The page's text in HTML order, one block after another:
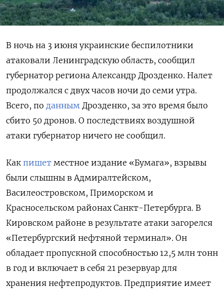
В ночь на 3 июня украинские беспилотники
атаковали Ленинградскую область, сообщил
губернатор региона Александр Дрозденко. Налет
продолжался с двух часов ночи до семи утра.
Всего, по данным Дрозденко, за это время было
сбито 50 дронов. О последствиях воздушной
атаки губернатор ничего не сообщил.
Как пишет местное издание «Бумага», взрывы
были слышны в Адмиралтейском,
Василеостровском, Приморском и
Красносельском районах Санкт-Петербурга. В
Кировском районе в результате атаки загорелся
«Петербургский нефтяной терминал». Он
обладает пропускной способностью 12,5 млн тонн
в год и включает в себя 21 резервуар для
хранения нефтепродуктов. Предприятие имеет